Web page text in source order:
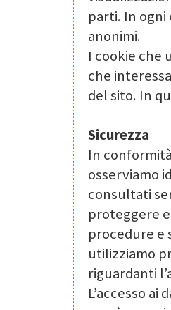
parti. In ogni
anonimi.
I cookie che
che
del sito. In
Sicurezza
In
osserviamo
consultati
proteggere
procedure e
utilizziamo
riguardanti
L’accesso